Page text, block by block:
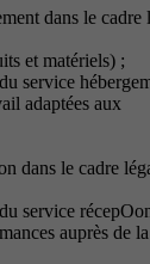
dans le cadre
et matériels) ;
service
adaptées aux
dans le cadre
service
auprès de la